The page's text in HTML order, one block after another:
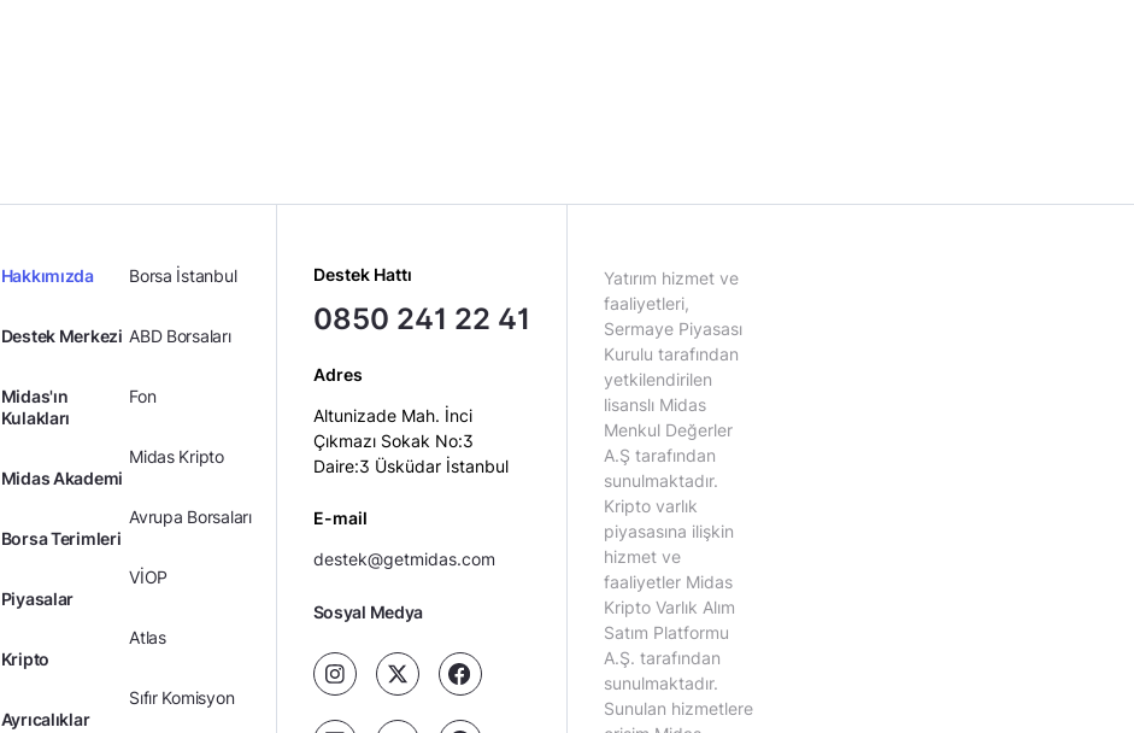
Hakkımızda
Destek Merkezi
Midas'ın
Kulakları
Midas Akademi
Borsa Terimleri
Piyasalar
Kripto
Ayrıcalıklar
Borsa İstanbul
ABD Borsaları
Fon
Midas Kripto
Avrupa Borsaları
VİOP
Atlas
Sıfır Komisyon
Destek Hattı
0850 241 22 41
Adres
Altunizade Mah. İnci
Çıkmazı Sokak No:3
Daire:3 Üsküdar İstanbul
E-mail
destek@getmidas.com
Sosyal Medya
Yatırım hizmet ve
faaliyetleri,
Sermaye Piyasası
Kurulu tarafından
yetkilendirilen
lisanslı Midas
Menkul Değerler
A.Ş tarafından
sunulmaktadır.
Kripto varlık
piyasasına ilişkin
hizmet ve
faaliyetler Midas
Kripto Varlık Alım
Satım Platformu
A.Ş. tarafından
sunulmaktadır.
Sunulan hizmetlere